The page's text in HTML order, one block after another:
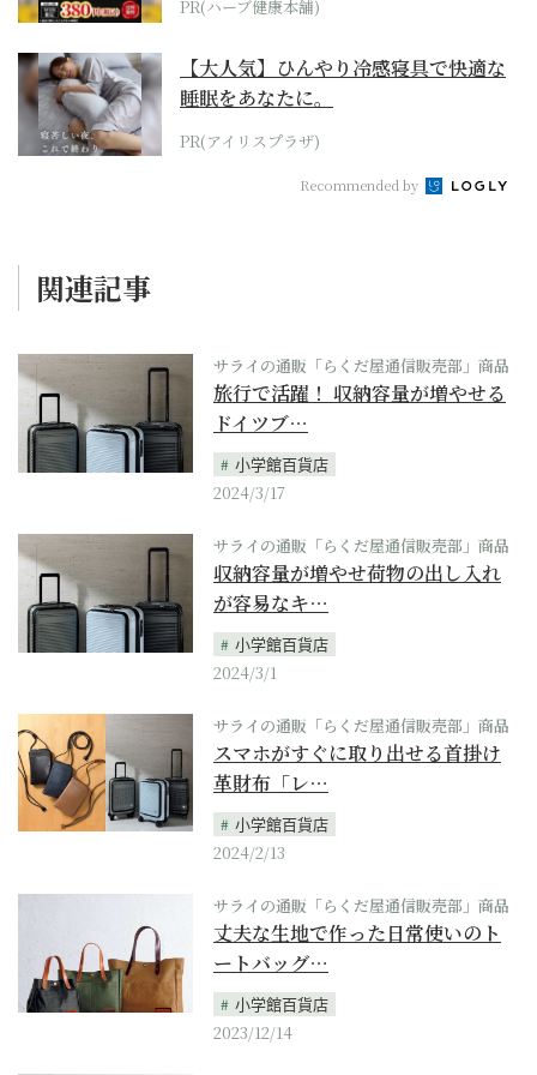
PR(ハーブ健康本舗)
【大人気】ひんやり冷感寝具で快適な
睡眠をあなたに。
PR(アイリスプラザ)
Recommended by
関連記事
サライの通販「らくだ屋通信販売部」商品
旅行で活躍！ 収納容量が増やせる
ドイツブ…
小学館百貨店
2024/3/17
サライの通販「らくだ屋通信販売部」商品
収納容量が増やせ荷物の出し入れ
が容易なキ…
小学館百貨店
2024/3/1
サライの通販「らくだ屋通信販売部」商品
スマホがすぐに取り出せる首掛け
革財布「レ…
小学館百貨店
2024/2/13
サライの通販「らくだ屋通信販売部」商品
丈夫な生地で作った日常使いのト
ートバッグ…
小学館百貨店
2023/12/14